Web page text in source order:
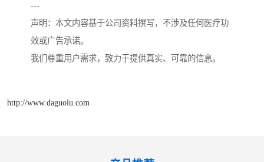
---
声明：本文内容基于公司资料撰写，不涉及任何医疗功
效或广告承诺。
我们尊重用户需求，致力于提供真实、可靠的信息。
http://www.daguolu.com